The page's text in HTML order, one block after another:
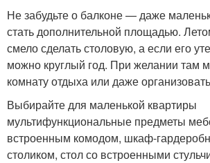
Не забудьте о балконе — даже
стать дополнительной площадью.
смело сделать столовую, а если его
можно круглый год. При желании там
комнату отдыха или даже
Выбирайте для маленькой квартиры
мультифункциональные предметы
встроенным комодом, шкаф-
столиком, стол со встроенными